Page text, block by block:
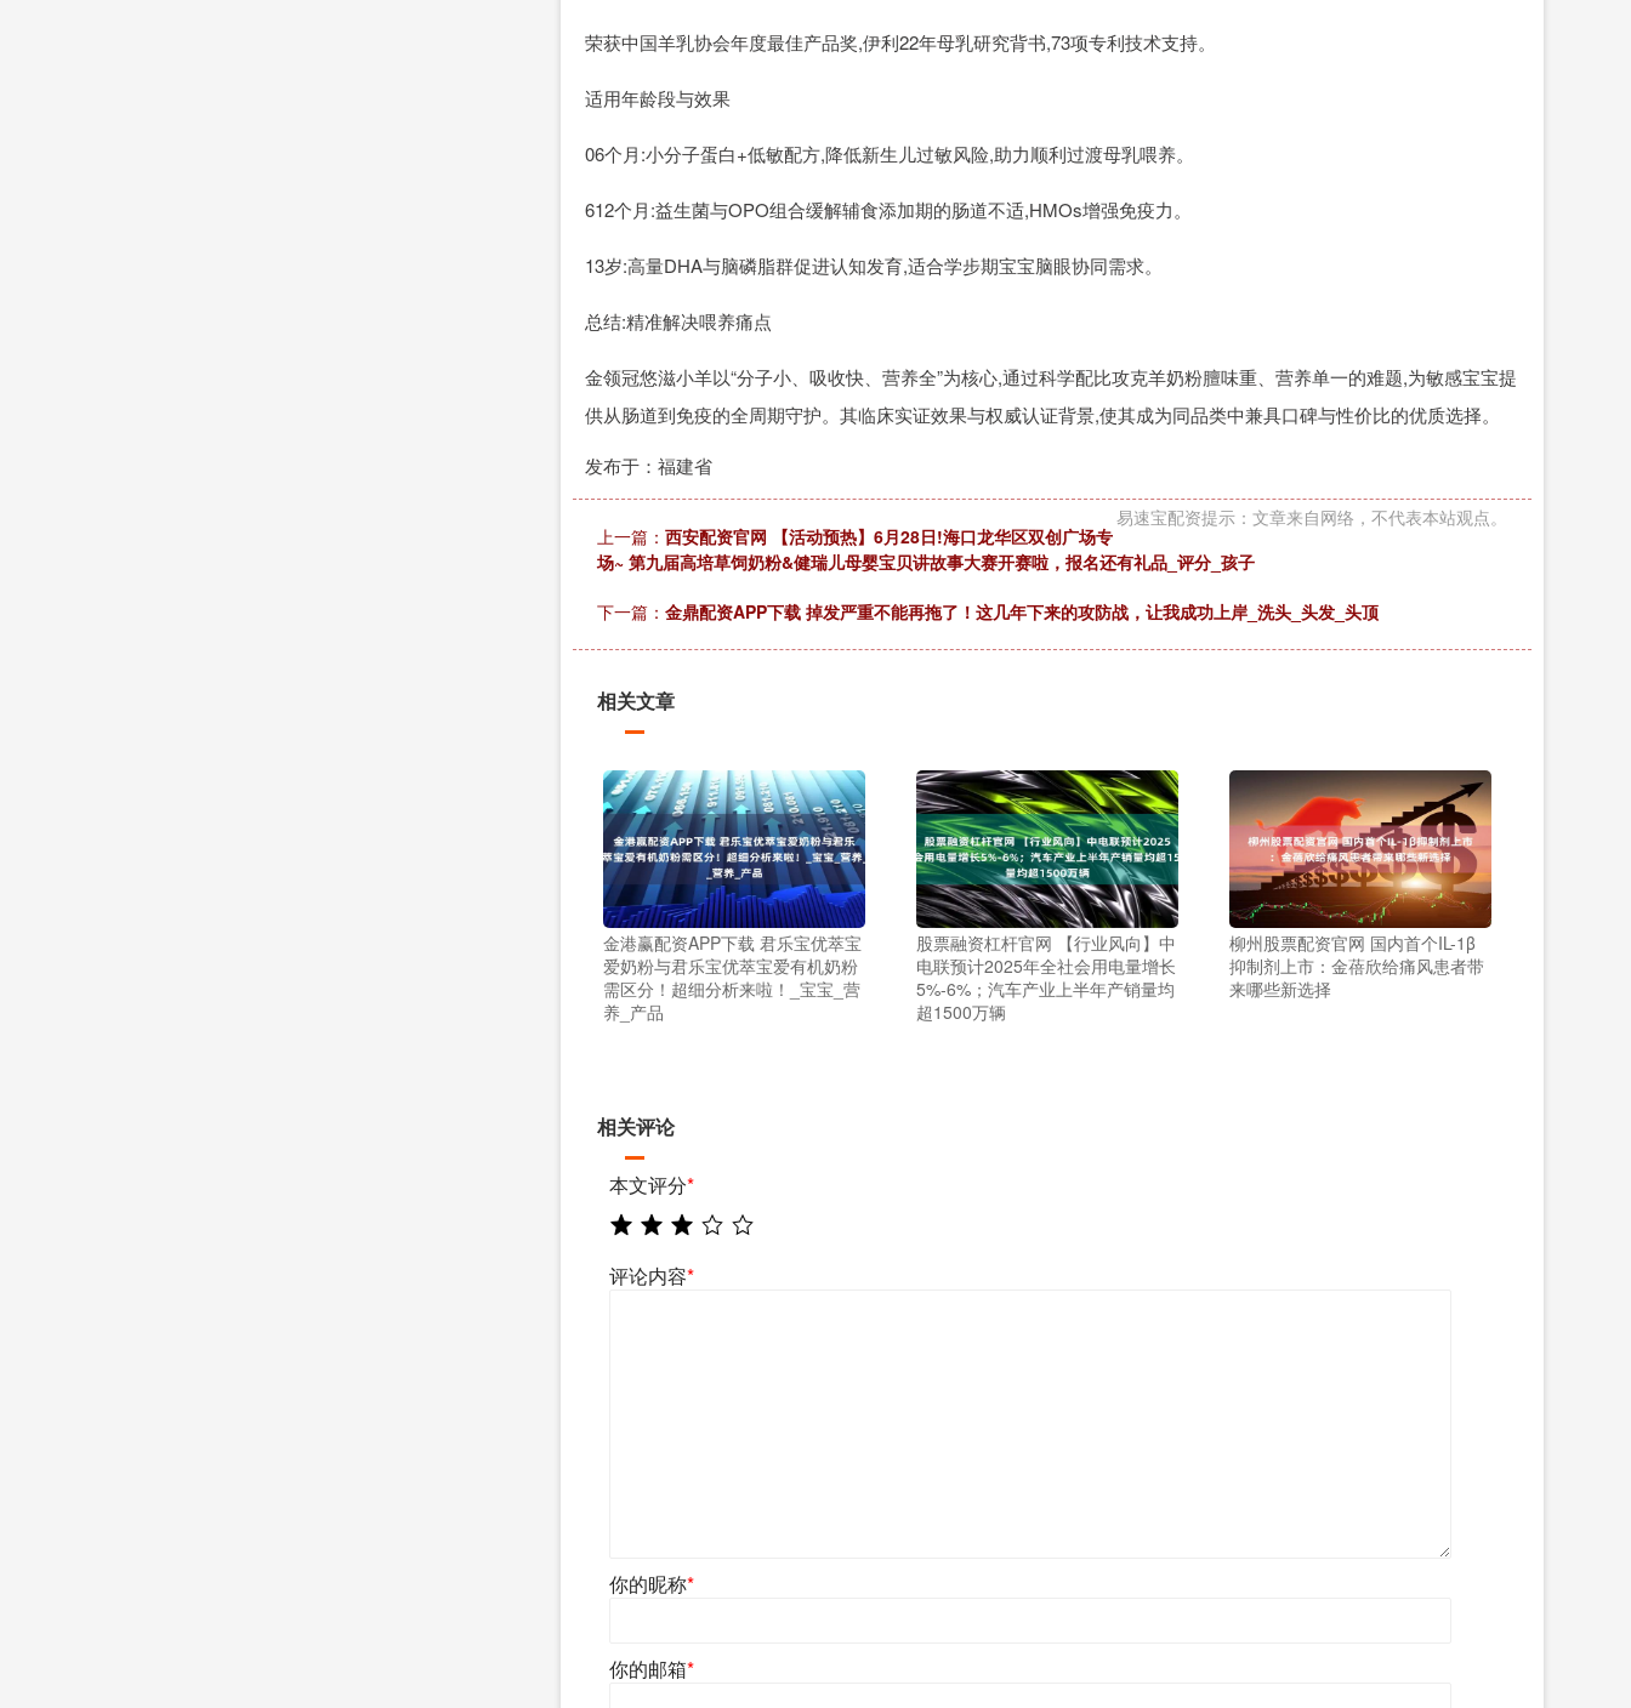
荣获中国羊乳协会年度最佳产品奖,伊利22年母乳研究背书,73项专利技术支持。
适用年龄段与效果
06个月:小分子蛋白+低敏配方,降低新生儿过敏风险,助力顺利过渡母乳喂养。
612个月:益生菌与OPO组合缓解辅食添加期的肠道不适,HMOs增强免疫力。
13岁:高量DHA与脑磷脂群促进认知发育,适合学步期宝宝脑眼协同需求。
总结:精准解决喂养痛点
金领冠悠滋小羊以“分子小、吸收快、营养全”为核心,通过科学配比攻克羊奶粉膻味重、营养单一的难题,为敏感宝宝提
供从肠道到免疫的全周期守护。其临床实证效果与权威认证背景,使其成为同品类中兼具口碑与性价比的优质选择。
发布于：福建省
易速宝配资提示：文章来自网络，不代表本站观点。
上一篇： 西安配资官网 【活动预热】6月28日!海口龙华区双创广场专
场~ 第九届高培草饲奶粉&健瑞儿母婴宝贝讲故事大赛开赛啦，报名还有礼品_评分_孩子
下一篇： 金鼎配资APP下载 掉发严重不能再拖了！这几年下来的攻防战，让我成功上岸_洗头_头发_头顶
相关文章
金港赢配资APP下载 君乐宝优萃宝
爱奶粉与君乐宝优萃宝爱有机奶粉
需区分！超细分析来啦！_宝宝_营
养_产品
股票融资杠杆官网 【行业风向】中
电联预计2025年全社会用电量增长
5%-6%；汽车产业上半年产销量均
超1500万辆
柳州股票配资官网 国内首个IL-1β
抑制剂上市：金蓓欣给痛风患者带
来哪些新选择
相关评论
本文评分*
评论内容*
你的昵称*
你的邮箱*